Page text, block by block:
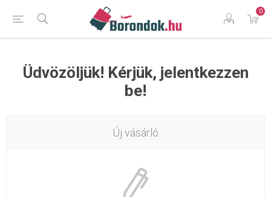
0
Üdvözöljük! Kérjük, jelentkezzen
be!
Új vásárló